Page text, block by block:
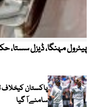
پیٹرول مہنگا، ڈیزل سستا،
سامنے آ گیا